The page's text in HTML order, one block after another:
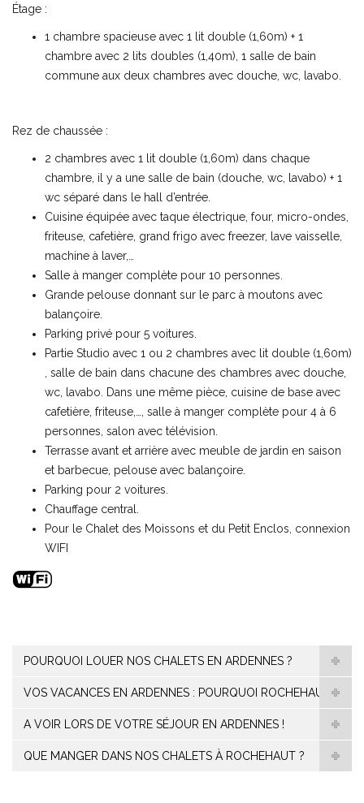
Étage :
1 chambre spacieuse avec 1 lit double (1,60m) + 1
chambre avec 2 lits doubles (1,40m), 1 salle de bain
commune aux deux chambres avec douche, wc, lavabo.
Rez de chaussée :
2 chambres avec 1 lit double (1,60m) dans chaque
chambre, il y a une salle de bain (douche, wc, lavabo) + 1
wc séparé dans le hall d’entrée.
Cuisine équipée avec taque électrique, four, micro-ondes,
friteuse, cafetière, grand frigo avec freezer, lave vaisselle,
machine à laver,…
Salle à manger complète pour 10 personnes.
Grande pelouse donnant sur le parc à moutons avec
balançoire.
Parking privé pour 5 voitures.
Partie Studio avec 1 ou 2 chambres avec lit double (1,60m)
, salle de bain dans chacune des chambres avec douche,
wc, lavabo. Dans une même pièce, cuisine de base avec
cafetière, friteuse,…, salle à manger complète pour 4 à 6
personnes, salon avec télévision.
Terrasse avant et arrière avec meuble de jardin en saison
et barbecue, pelouse avec balançoire.
Parking pour 2 voitures.
Chauffage central.
Pour le Chalet des Moissons et du Petit Enclos, connexion
WIFI
POURQUOI LOUER NOS CHALETS EN ARDENNES ?
VOS VACANCES EN ARDENNES : POURQUOI ROCHEHAUT ?
A VOIR LORS DE VOTRE SÉJOUR EN ARDENNES !
QUE MANGER DANS NOS CHALETS À ROCHEHAUT ?